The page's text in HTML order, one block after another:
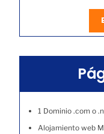
1 Dominio .com o
Alojamiento web